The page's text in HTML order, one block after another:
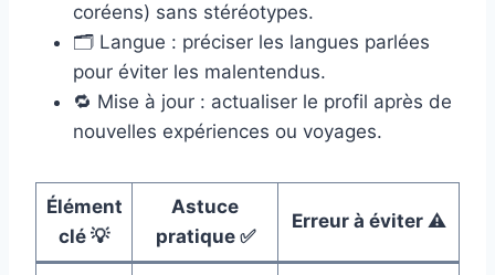
coréens) sans stéréotypes.
🗂️ Langue : préciser les langues parlées
pour éviter les malentendus.
🔁 Mise à jour : actualiser le profil après de
nouvelles expériences ou voyages.
Élément
clé 💡
Astuce
pratique ✅
Erreur à éviter ⚠️